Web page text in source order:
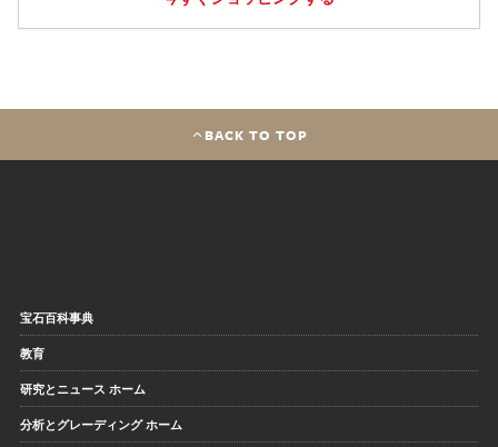
BACK TO TOP
宝石百科事典
教育
研究とニュース ホーム
分析とグレーディング ホーム